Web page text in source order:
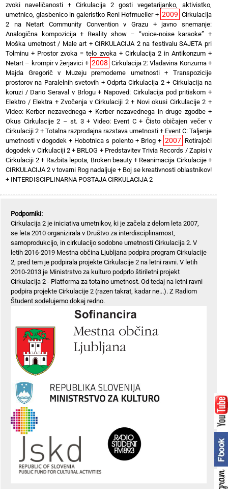
zvoki naveličanosti + Cirkulacija 2 gosti vegetarijanko, aktivistko,
umetnico, glasbenico in galeristko Reni Hofmueller+ 2009 Cirkulacija
2 na Netart Community Convention v Grazu + javno snemanje:
Analogična kompozicija+ Reality show – “voice-noise karaoke” +
Moška umetnost / Male art +CIRKULACIJA 2 na festivalu SAJETA pri
Tolminu + Prostor zvoka = telo zvoka+ Cirkulacija 2 in Antikonzum+
Netart – krompir v žerjavici + 2008 Cirkulacija 2: Vladavina Konzuma+
Majda Gregorič v Muzeju premoderne umetnosti+Transpozicije
prostorov na Paralelnih svetovih +Odprta Cirkulacija 2+ Cirkulacija na
koruzi / Dario Seraval v Brlogu+ Napoved: Cirkulacija pod pritiskom +
Elektro / Elektra +Zvočenja v Cirkulaciji 2+ Novi okusi Cirkulacije 2 +
Video: Kerber nezavednega+ Kerber nezavednega in druge zgodbe+
Okus Cirkulacije 2 – st. 3+ Video: Event C+ Čisto običajen večer v
Cirkulaciji 2 + Totalna razprodajna razstava umetnosti + Event C: Taljenje
umetnosti v dogodek + Hobotnica s polento+ Brlog+ 2007 Rotirajoči
dogodek v Cirkulaciji 2+ BRLOG + Predstavitev Trivia Records / Zapisi v
Cirkulaciji 2+ Razbita lepota, Broken beauty + Reanimacija Cirkulacije+
CIRKULACIJA 2 v tovarni Rog nadaljuje + Boj se kreativnosti oblastnikov!
+ INTERDISCIPLINARNA POSTAJA CIRKULACIJA 2
Podporniki:
Cirkulacija 2 je iniciativa umetnikov, ki je začela z delom leta 2007,
se leta 2010 organizirala v Društvo za interdisciplinarnost,
samoprodukcijo, in cirkulacijo sodobne umetnosti Cirkulacija 2. V
letih 2016-2019 Mestna občina Ljubljana podpira program Cirkulacije
2, pred tem je podpirala projekte Cirkulacije 2 na letni ravni. V letih
2010-2013 je Ministrstvo za kulturo podprlo štiriletni projekt
Cirkulacija 2 - Platforma za totalno umetnost. Od tedaj na letni ravni
podpira projekte Cirkulacije 2 (razen takrat, kadar ne...). Z Radiom
Študent sodelujemo dokaj redno.